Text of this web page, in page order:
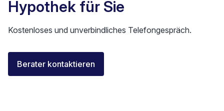
Hypothek für Sie
Kostenloses und unverbindliches Telefongespräch.
Berater kontaktieren
Florent Buser
Area Sales Director Romandie